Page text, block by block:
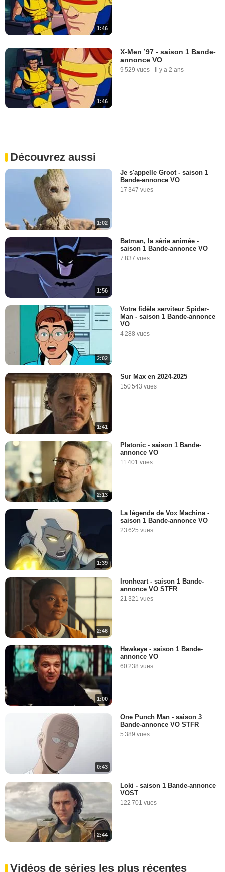
1:46
1:46
X-Men ’97 - saison 1 Bande-
annonce VO
9 529 vues - Il y a 2 ans
Découvrez aussi
1:02
Je s'appelle Groot - saison 1
Bande-annonce VO
17 347 vues
1:56
Batman, la série animée -
saison 1 Bande-annonce VO
7 837 vues
2:02
Votre fidèle serviteur Spider-
Man - saison 1 Bande-annonce
VO
4 288 vues
1:41
Sur Max en 2024-2025
150 543 vues
2:13
Platonic - saison 1 Bande-
annonce VO
11 401 vues
1:39
La légende de Vox Machina -
saison 1 Bande-annonce VO
23 625 vues
2:46
Ironheart - saison 1 Bande-
annonce VO STFR
21 321 vues
1:00
Hawkeye - saison 1 Bande-
annonce VO
60 238 vues
0:43
One Punch Man - saison 3
Bande-annonce VO STFR
5 389 vues
2:44
Loki - saison 1 Bande-annonce
VOST
122 701 vues
Vidéos de séries les plus récentes